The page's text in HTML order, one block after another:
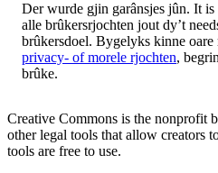
Der wurde gjin garânsjes jûn. It
alle brûkersrjochten jout dy’t
brûkersdoel. Bygelyks kinne oare
privacy- of morele rjochten,
brûke.
Creative Commons is the nonprofit
other legal tools that allow creators
tools are free to use.